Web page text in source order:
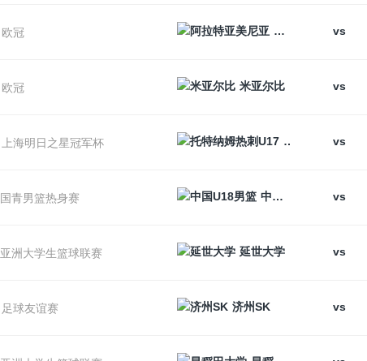
欧冠 阿拉特亚美尼亚
vs
欧冠 米亚尔比 vs
上海明日之星冠军杯 托特纳姆热刺U17
vs
国青男篮热身赛 中国U18男篮 vs
亚洲大学生篮球联赛 延世大学 vs
足球友谊赛 济州SK vs